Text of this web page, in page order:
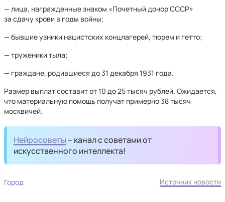
— лица, награжденные знаком «Почетный донор СССР»
за сдачу крови в годы войны;
— бывшие узники нацистских концлагерей, тюрем и гетто;
— труженики тыла;
— граждане, родившиеся до 31 декабря 1931 года.
Размер выплат составит от 10 до 25 тысяч рублей. Ожидается,
что материальную помощь получат примерно 38 тысяч
москвичей.
Нейросоветы – канал с советами от
искусственного интеллекта!
Город Источник новости